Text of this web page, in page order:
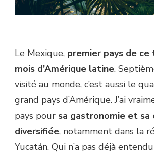
Le Mexique, premier pays de
mois d’Amérique latine.
visité au monde, c’est aussi le
grand pays d’Amérique. J’ai
pays pour sa gastronomie et
diversifiée, notamment dans la
Yucatán. Qui n’a pas déjà